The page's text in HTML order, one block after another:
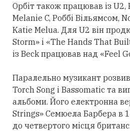
Орбіт також працював із U2,
Melanie C, Роббі Вільямсом,
Katie Melua. Для U2 він
Storm» і «The Hands That
із Beck працював над «Feel
Паралельно музикант
Torch Song і Bassomatic та
альбоми. Його електронна
Strings» Семюела Барбера в
до четвертого місця